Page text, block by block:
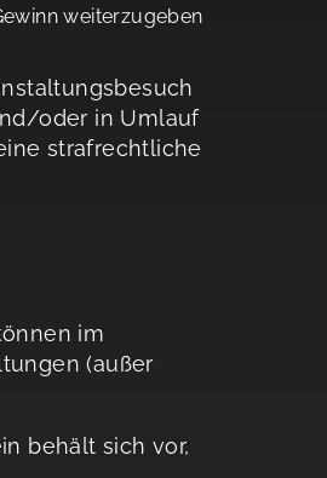
weiterzugeben
oder in Umlauf
strafrechtliche
im
(außer
behält sich vor,